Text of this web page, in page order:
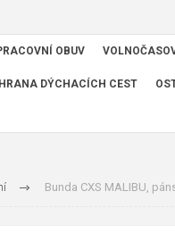
OBUV
DÝCHACÍCH CEST
Bunda CXS MALIBU,